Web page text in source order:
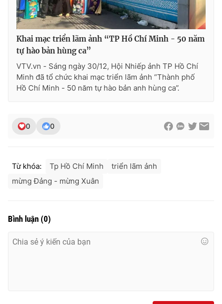
Khai mạc triển lãm ảnh “TP Hồ Chí Minh - 50 năm
tự hào bản hùng ca”
VTV.vn - Sáng ngày 30/12, Hội Nhiếp ảnh TP Hồ Chí
Minh đã tổ chức khai mạc triển lãm ảnh “Thành phố
Hồ Chí Minh - 50 năm tự hào bản anh hùng ca”.
0 0
Từ khóa: Tp Hồ Chí Minh
triển lãm ảnh
mừng Đảng - mừng Xuân
Bình luận (0)